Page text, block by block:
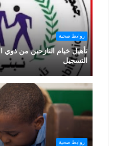
روابط صحية
تأهيل خيام النازحين من
التسجيل
روابط صحية